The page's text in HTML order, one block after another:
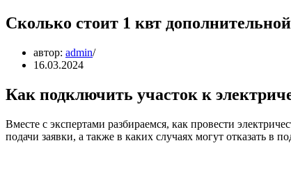
Сколько стоит 1 квт
автор: admin
16.03.2024
Как подключить участок к
Вместе с экспертами разбираемся, как провести
подачи заявки, а также в каких случаях могут отказать в